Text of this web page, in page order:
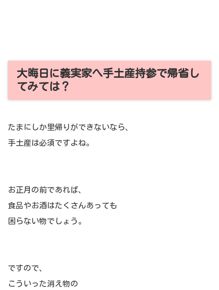
大晦日に義実家へ手土産持参で帰省し
てみては？
たまにしか里帰りができないなら、
手土産は必須ですよね。
お正月の前であれば、
食品やお酒はたくさんあっても
困らない物でしょう。
ですので、
こういった消え物の